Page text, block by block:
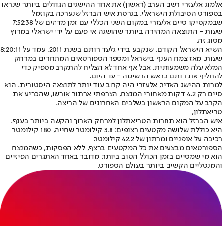
אלמוג אלעזרי רשם הערב (ראשון) את אחד ההישגים הגדולים ביותר שנראו
בספורט הסיבולת הישראלי. בגרסת איש הברזל שנערכה בקוזמל
שבמקסיקו סיים אלעזרי במקום השני הכללי עם זמן מדהים של 7:52:38
שעות - התוצאה המהירה ביותר שהושגה אי פעם על ידי ישראלי במרוץ
מסוג זה.
השיא הישראל הקודם, שנקבע בידי גלעד רותם בשנת 2011, עמד על 8:20:11
שעות. מאז צמח הענף בישראל ומספר הספורטאים המתחרים במרחק
המלא עלה משמעותית, אבל אף אחד לא הצליח להתקרב מספיק כדי
להחליף את רותם בראש הרשימה - עד היום.
למרות ההישג האדיר, אלעזרי היה קרוב עוד יותר לתוצאה היסטורית. הוא
סיים רק 4.2 דקות מאחורי המנצח, הצרפתי ארתור אורשו, שהכריע את
הקרב על המקום הראשון בשלבים האחרונים של הריצה.
טריאתלון,
איש הברזל הוא תחרות הטריאתלון למרחק הארוך והקשה ביותר בענף.
היא כוללת שלושה מקטעים רצופים: 3.8 קילומטר שחייה, 180 קילומטר
רכיבה על אופניים ומרתון של 42.2 קילומטר.
הספורטאים מבצעים את כל המקטעים ברצף, ללא הפסקות, כשהמנצח
הוא מי שמסיים בזמן הכולל הטוב ביותר. מדובר באחד האתגרים הפיזיים
והמנטליים הקשים ביותר בעולם הספורט.